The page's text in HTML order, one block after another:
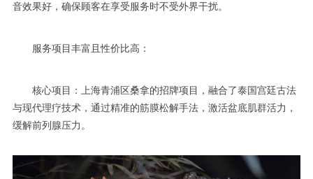
音效果好，确保顾客在享受服务时不受外界干扰。
服务项目丰富且性价比高：
核心项目：上海青浦区桑拿的招牌项目，融合了泰国宫廷古法
与现代理疗技术，通过精准的筋膜松解手法，激活盆底肌群活力，
缓解前列腺压力。